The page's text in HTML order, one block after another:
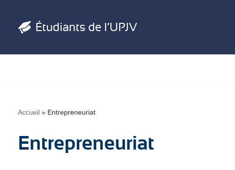
Aller
contenu
Étudiants de l’UPJV
Accueil » Entrepreneuriat
Entrepreneuriat